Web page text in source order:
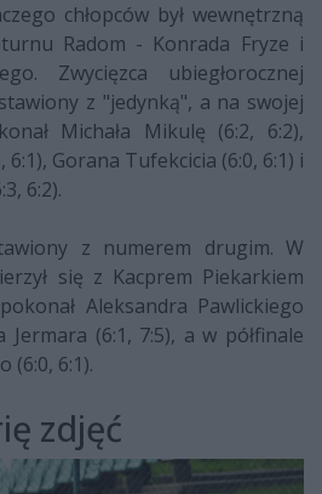
chłopców był wewnętrzną
Radom - Konrada Fryze i
Zwycięzca ubiegłorocznej
z "jedynką", a na swojej
Michała Mikulę (6:2, 6:2),
Gorana Tufekcicia (6:0, 6:1) i
6:2).
z numerem drugim. W
się z Kacprem Piekarkiem
Aleksandra Pawlickiego
Jermara (6:1, 7:5), a w półfinale
(6:0, 6:1).
zdjęć